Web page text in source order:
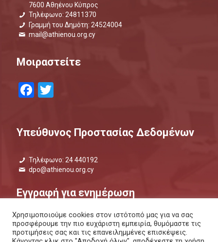
7600 Αθηένου Κύπρος
Τηλέφωνο: 24811370
Γραμμή του Δημότη: 24524004
mail@athienou.org.cy
Μοιραστείτε
Facebook
Twitter
Υπεύθυνος Προστασίας Δεδομένων
Τηλέφωνο: 24 440192
dpo@athienou.org.cy
Εγγραφή για ενημέρωση
Μάθετε τι συμβαίνει και μείνετε ενημερωμένοι.
ΕΝΗΜΕΡΩΤΙΚΟ ΔΕΛΤΙΟ | ΜΕΣΩ SMS
Χρησιμοποιούμε cookies στον ιστότοπό μας για να σας
προσφέρουμε την πιο ευχάριστη εμπειρία, θυμόμαστε τις
προτιμήσεις σας και τις επανειλημμένες επισκέψεις.